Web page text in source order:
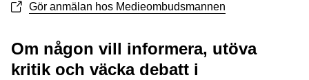
Gör anmälan hos Medieombudsmannen
Om någon vill informera, utöva
kritik och väcka debatt i